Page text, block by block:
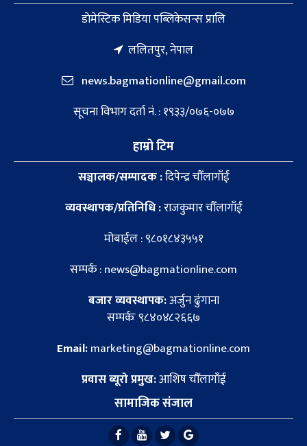
डाेमेस्टिक मिडिया पब्लिकेसन्स प्रालि
ललितपुर, नेपाल
news.bagmationline@gmail.com
सूचना विभाग दर्ता नं. : १९३३/०७६-०७७
हाम्रो टिम
सञ्चालक/सम्पादक :दिपेन्द्र चौँलागाँई
व्यवस्थापक/प्रतिनिधि :राजकुमार चौँलागाँई
मोबाईल : ९८०१८४३५५१
सम्पर्क : news@bagmationline.com
बजार व्यवस्थापक:अर्जुन ढुंगाना
सम्पर्कः ९८४०४८२६६७
Email:marketing@bagmationline.com
प्रवास ब्यूरो प्रमुख:आशिष चौँलागाँई
सामाजिक संजाल